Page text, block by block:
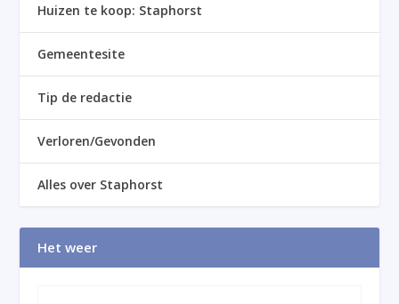
Huizen te koop: Staphorst
Gemeentesite
Tip de redactie
Verloren/Gevonden
Alles over Staphorst
Het weer